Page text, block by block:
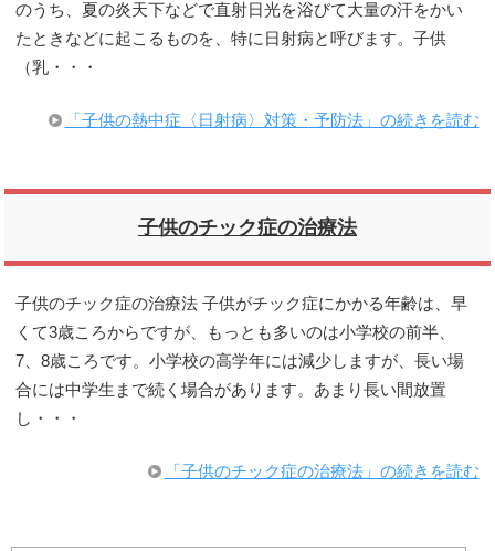
のうち、夏の炎天下などで直射日光を浴びて大量の汗をかい
たときなどに起こるものを、特に日射病と呼びます。子供
（乳・・・
「子供の熱中症〈日射病〉対策・予防法」の続きを読む
子供のチック症の治療法
子供のチック症の治療法 子供がチック症にかかる年齢は、早
くて3歳ころからですが、もっとも多いのは小学校の前半、
7、8歳ころです。小学校の高学年には減少しますが、長い場
合には中学生まで続く場合があります。あまり長い間放置
し・・・
「子供のチック症の治療法」の続きを読む